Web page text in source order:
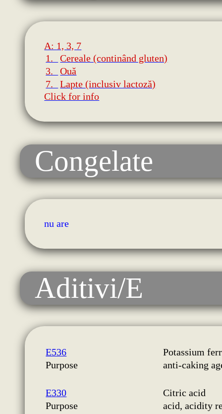
A: 1, 3, 7
1.
Cereale (continând gluten)
3.
Ouă
7.
Lapte (inclusiv lactoză)
Click for info
Congelate
nu are
Aditivi/E
E536
Potassium
Purpose
anti-caking
E330
Citric acid
Purpose
acid, acidity